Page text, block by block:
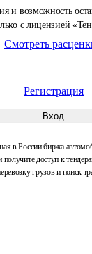
и возможность
с лицензией
Смотреть
Регистрация
Вход
в России биржа
получите доступ к
грузов и поиск